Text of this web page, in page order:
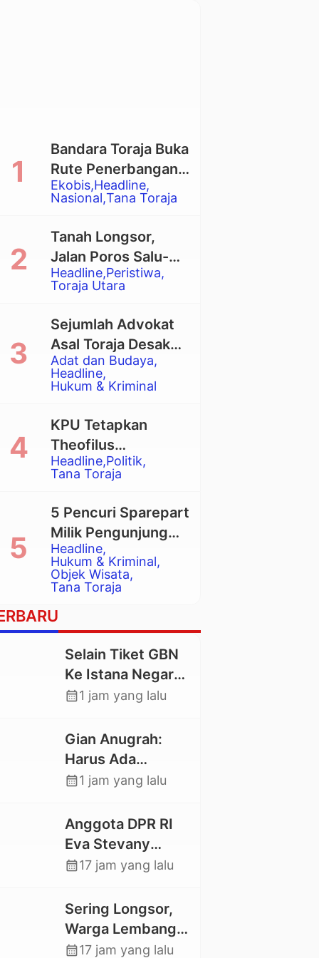
Ekobis Headline
Nasional Tana Toraja
Bandara Toraja Buka
Rute Penerbangan
Langsung Toraja-
Balikpapan
Headline Peristiwa
Toraja Utara
Tanah Longsor,
Jalan Poros Salu-
Dende’ Tertutup
Total
Adat dan Budaya
Headline
Hukum & Kriminal
Sejumlah Advokat
Asal Toraja Desak
Mahkamah Agung
Larang Penggunaan
Eksekusi Rumah
Adat Tongkonan
Headline Politik
Tana Toraja
KPU Tetapkan
Theofilus
Allorerung dan
Zadrak Tombe
sebagai Bupati dan
Wakil Bupati Tana
Toraja Terpilih
Headline
Hukum & Kriminal
Objek Wisata
Tana Toraja
5 Pencuri Sparepart
Milik Pengunjung
Objek Wisata
Pango-Pango
Ditangkap Polisi
Selain Tiket GBN
Ke Istana Negara,
Mahasiswa UKI
juga Lolos ke
Pekan Seni
Mahasiswa
calendar_month1 jam yang lalu
Gian Anugrah:
Harus Ada
Kepastian Hukum
Agar Keluarga
tidak Larut dalam
Trauma dan
Berkepanjangan
calendar_month1 jam yang lalu
Anggota DPR RI
Eva Stevany
Rataba Salurkan
Warga Terdampak
Longsor di Buntu
Pepasan
calendar_month17 jam yang lalu
Sering Longsor,
Warga Lembang
Gasing Swadaya
calendar_month17 jam yang lalu